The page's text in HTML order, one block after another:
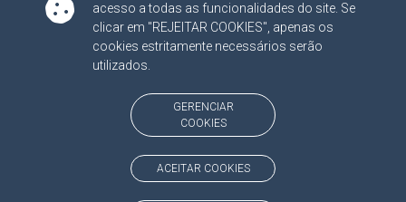
acesso a todas as funcionalidades do site. Se
clicar em "REJEITAR COOKIES", apenas os
cookies estritamente necessários serão
utilizados.
GERENCIAR
COOKIES
ACEITAR COOKIES
SIGA NOSSAS REDES SOCIAIS
Linked InYoutube
Facebook
X
BAIXE NOSSO APLICATIVO